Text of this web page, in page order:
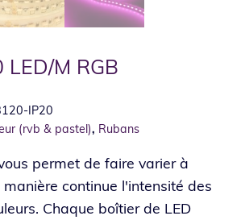
LED/M RGB
IP20
(rvb & pastel), Rubans
permet de faire varier à
continue l'intensité des
Chaque boîtier de LED